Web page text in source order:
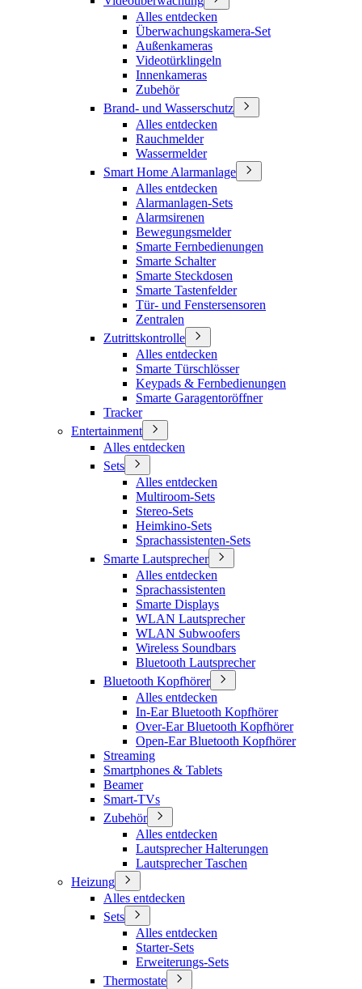
Alles entdecken
Überwachungskamera-Set
Außenkameras
Videotürklingeln
Innenkameras
Zubehör
Brand- und Wasserschutz
Alles entdecken
Rauchmelder
Wassermelder
Smart Home Alarmanlage
Alles entdecken
Alarmanlagen-Sets
Alarmsirenen
Bewegungsmelder
Smarte Fernbedienungen
Smarte Schalter
Smarte Steckdosen
Smarte Tastenfelder
Tür- und Fenstersensoren
Zentralen
Zutrittskontrolle
Alles entdecken
Smarte Türschlösser
Keypads & Fernbedienungen
Smarte Garagentoröffner
Tracker
Entertainment
Alles entdecken
Sets
Alles entdecken
Multiroom-Sets
Stereo-Sets
Heimkino-Sets
Sprachassistenten-Sets
Smarte Lautsprecher
Alles entdecken
Sprachassistenten
Smarte Displays
WLAN Lautsprecher
WLAN Subwoofers
Wireless Soundbars
Bluetooth Lautsprecher
Bluetooth Kopfhörer
Alles entdecken
In-Ear Bluetooth Kopfhörer
Over-Ear Bluetooth Kopfhörer
Open-Ear Bluetooth Kopfhörer
Streaming
Smartphones & Tablets
Beamer
Smart-TVs
Zubehör
Alles entdecken
Lautsprecher Halterungen
Lautsprecher Taschen
Heizung
Alles entdecken
Sets
Alles entdecken
Starter-Sets
Erweiterungs-Sets
Thermostate